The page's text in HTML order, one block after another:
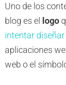
Uno de los
blog es el
logo
intentar
aplicaciones
web o el